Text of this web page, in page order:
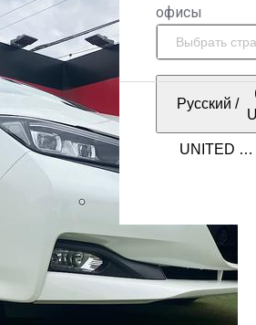
офисы
Русский /